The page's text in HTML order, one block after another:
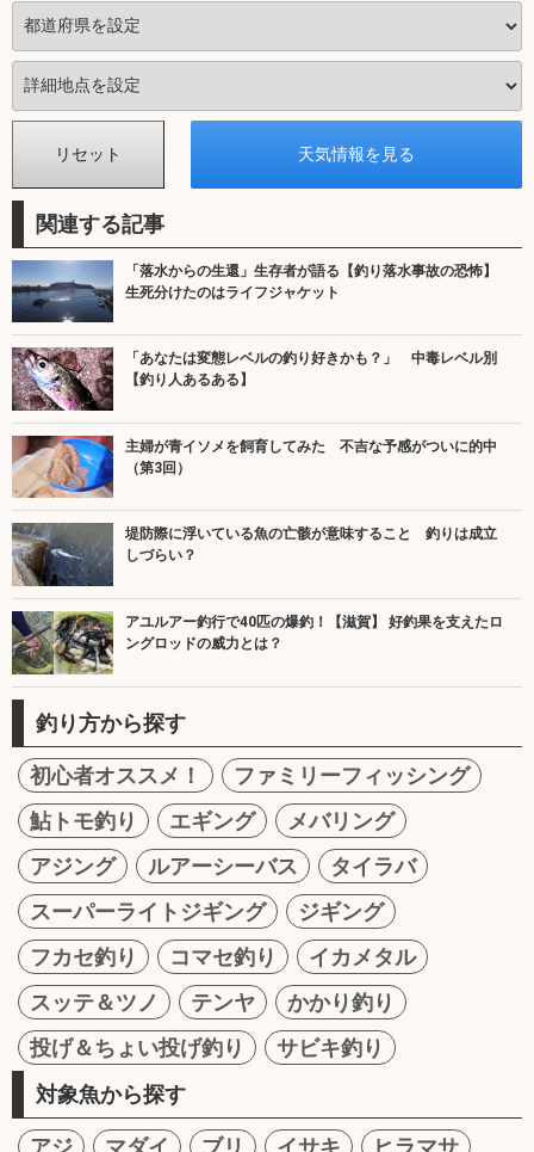
関連する記事
「落水からの生還」生存者が語る【釣り落水事故の恐怖】
生死分けたのはライフジャケット
「あなたは変態レベルの釣り好きかも？」 中毒レベル別
【釣り人あるある】
主婦が青イソメを飼育してみた 不吉な予感がついに的中
（第3回）
堤防際に浮いている魚の亡骸が意味すること 釣りは成立
しづらい？
アユルアー釣行で40匹の爆釣！【滋賀】 好釣果を支えたロ
ングロッドの威力とは？
釣り方から探す
初心者オススメ！
ファミリーフィッシング
鮎トモ釣り
エギング
メバリング
アジング
ルアーシーバス
タイラバ
スーパーライトジギング
ジギング
フカセ釣り
コマセ釣り
イカメタル
スッテ＆ツノ
テンヤ
かかり釣り
投げ＆ちょい投げ釣り
サビキ釣り
対象魚から探す
アジ マダイ ブリ イサキ
ヒラマサ